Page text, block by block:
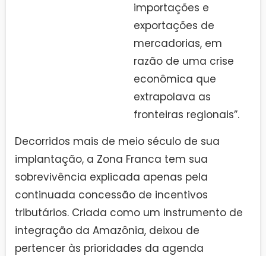
importações e
exportações de
mercadorias, em
razão de uma crise
econômica que
extrapolava as
fronteiras regionais”.
Decorridos mais de meio século de sua
implantação, a Zona Franca tem sua
sobrevivência explicada apenas pela
continuada concessão de incentivos
tributários. Criada como um instrumento de
integração da Amazônia, deixou de
pertencer às prioridades da agenda